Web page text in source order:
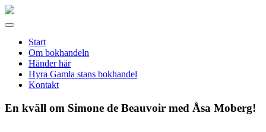
Gamla
Meny
Start
Om bokhandeln
Händer här
Hyra Gamla stans bokhandel
Kontakt
En kväll om Simone de Beauvoir med Åsa Moberg!